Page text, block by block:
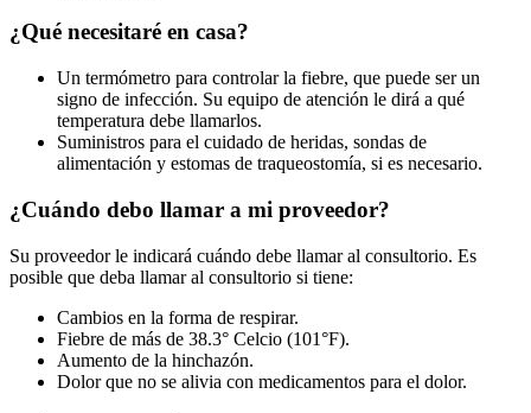
¿Qué necesitaré en casa?
Un termómetro para controlar la fiebre, que puede ser un
signo de infección. Su equipo de atención le dirá a qué
temperatura debe llamarlos.
Suministros para el cuidado de heridas, sondas de
alimentación y estomas de traqueostomía, si es necesario.
¿Cuándo debo llamar a mi proveedor?
Su proveedor le indicará cuándo debe llamar al consultorio. Es
posible que deba llamar al consultorio si tiene:
Cambios en la forma de respirar.
Fiebre de más de 38.3° Celcio (101°F).
Aumento de la hinchazón.
Dolor que no se alivia con medicamentos para el dolor.